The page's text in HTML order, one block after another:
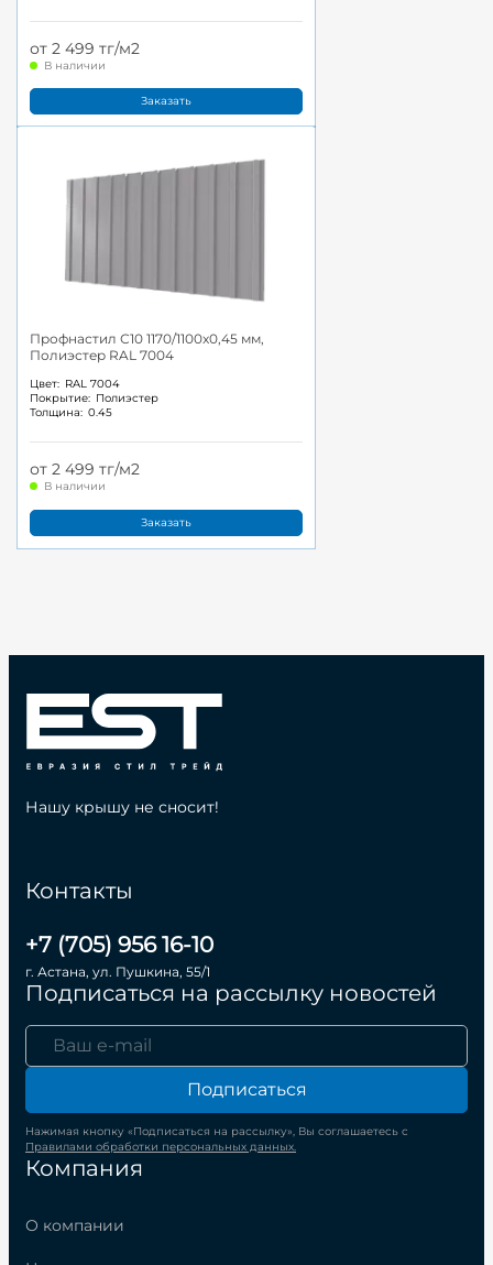
от 2 499 тг/м2
В наличии
Заказать
Профнастил С10 1170/1100x0,45 мм,
Полиэстер RAL 7004
Цвет: RAL 7004
Покрытие: Полиэстер
Толщина: 0.45
от 2 499 тг/м2
В наличии
Заказать
Компания
О компании
Контакты
+7 (705) 956 16-10
г. Астана, ул. Пушкина, 55/1
Подписаться на рассылку новостей
Подписаться
Нажимая кнопку «Подписаться на рассылку», Вы соглашаетесь с
Правилами обработки персональных данных.
Нашу крышу не сносит!